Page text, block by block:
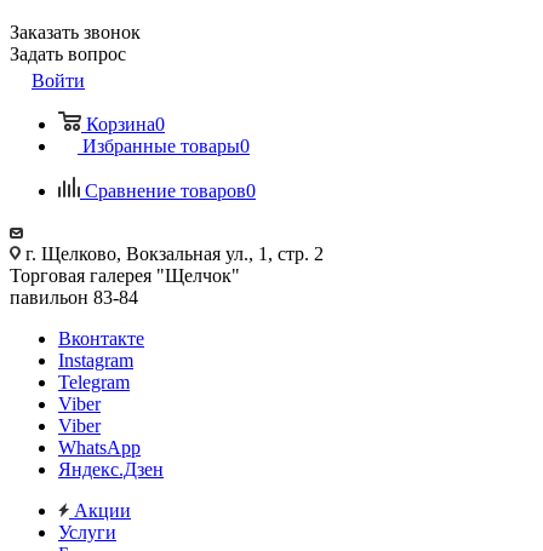
Заказать звонок
Задать вопрос
Войти
Корзина0
Избранные товары0
Сравнение товаров0
г. Щелково, Вокзальная ул., 1, стр. 2
Торговая галерея "Щелчок"
павильон 83-84
Вконтакте
Instagram
Telegram
Viber
Viber
WhatsApp
Яндекс.Дзен
Акции
Услуги